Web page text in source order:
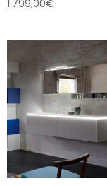
1.799,00€